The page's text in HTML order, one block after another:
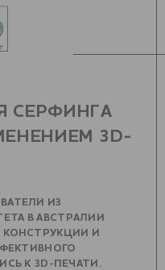
СЕРФИНГА
3D-
ИЗ
В АВСТРАЛИИ
И
К 3D-ПЕЧАТИ.